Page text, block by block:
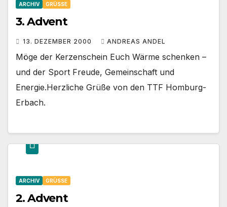
ARCHIV GRÜSSE
3. Advent
13. DEZEMBER 2000 ANDREAS ANDEL
Möge der Kerzenschein Euch Wärme schenken –
und der Sport Freude, Gemeinschaft und
Energie.Herzliche Grüße von den TTF Homburg-
Erbach.
ARCHIV GRÜSSE
2. Advent